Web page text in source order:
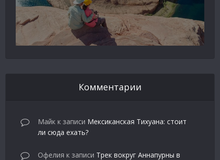
Комментарии
Майк к записи Мексиканская Тихуана: стоит
ли сюда ехать?
Офелия к записи Трек вокруг Аннапурны в